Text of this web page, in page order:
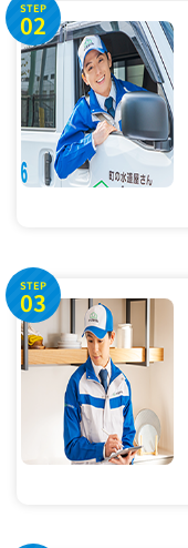
STEP
02
STEP
03